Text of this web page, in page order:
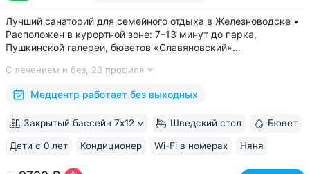
Лучший санаторий для семейного отдыха в Железноводске •
Расположен в курортной зоне: 7–13 минут до парка,
Пушкинской галереи, бюветов «Славяновский»
«Славяновская» • Все в одном здании: не нужно выходить
на улицу, чтобы получить лечение,...
С лечением и без, 23 профиля
Медцентр работает без выходных
Закрытый бассейн 7х12 м Шведский стол Бювет
Дети с 0 лет Кондиционер Wi-Fi в номерах Няня
ещё 6